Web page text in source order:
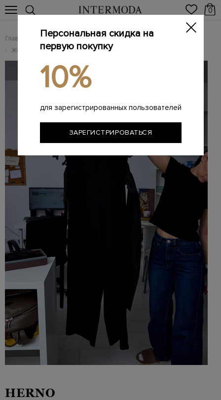
0
Главная Женщинам / Женская одежда
/ Женские комбинезоны / комбинезон
HERNO
Персональная скидка на
первую покупку
10%
для зарегистрированных пользователей
ЗАРЕГИСТРИРОВАТЬСЯ